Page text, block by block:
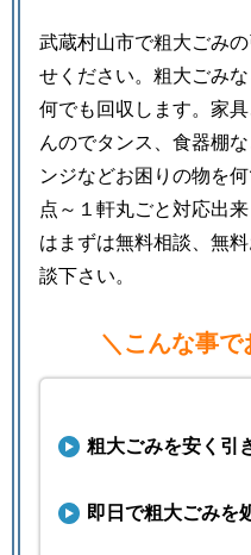
武蔵村山市で粗大ごみ
せください。粗大ごみ
何でも回収します。家
んのでタンス、食器棚
ンジなどお困りの物を
点～１軒丸ごと対応出
はまずは無料相談、無
談下さい。
＼こんな事で
粗大ごみを安く引
即日で粗大ごみを